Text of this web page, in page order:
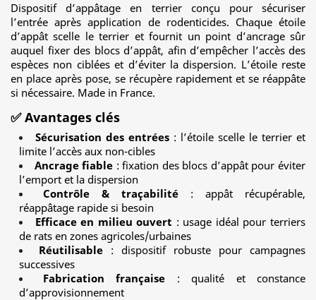
Dispositif d’appâtage en terrier conçu pour sécuriser
l’entrée après application de rodenticides. Chaque étoile
d’appât scelle le terrier et fournit un point d’ancrage sûr
auquel fixer des blocs d’appât, afin d’empêcher l’accès des
espèces non ciblées et d’éviter la dispersion. L’étoile reste
en place après pose, se récupère rapidement et se réappâte
si nécessaire. Made in France.
✅ Avantages clés
Sécurisation des entrées : l’étoile scelle le terrier et
limite l’accès aux non-cibles
Ancrage fiable : fixation des blocs d’appât pour éviter
l’emport et la dispersion
Contrôle & traçabilité : appât récupérable,
réappâtage rapide si besoin
Efficace en milieu ouvert : usage idéal pour terriers
de rats en zones agricoles/urbaines
Réutilisable : dispositif robuste pour campagnes
successives
Fabrication française : qualité et constance
d’approvisionnement